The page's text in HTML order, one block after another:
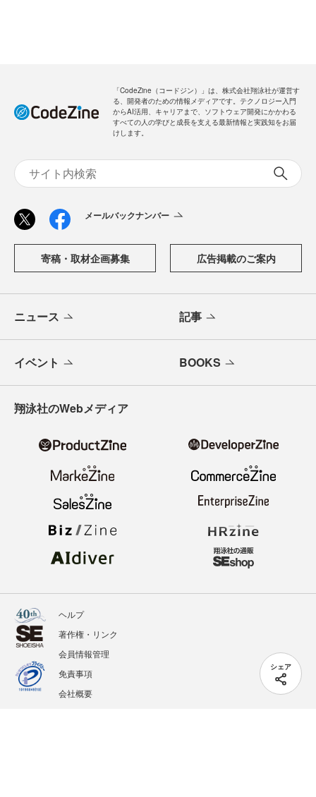
シェア
「CodeZine（コードジン）」は、株式会社翔泳社が運営す
る、開発者のための情報メディアです。テクノロジー入門
からAI活用、キャリアまで、ソフトウェア開発にかかわる
すべての人の学びと成長を支える最新情報と実践知をお届
けします。
メールバックナンバー
寄稿・取材企画募集 広告掲載のご案内
ニュース 記事
イベント BOOKS
翔泳社のWebメディア
ヘルプ
著作権・リンク
会員情報管理
免責事項
会社概要